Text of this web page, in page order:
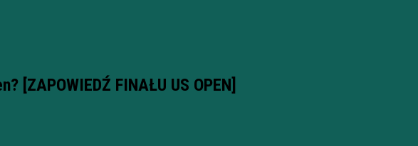
[ZAPOWIEDŹ FINAŁU US OPEN]